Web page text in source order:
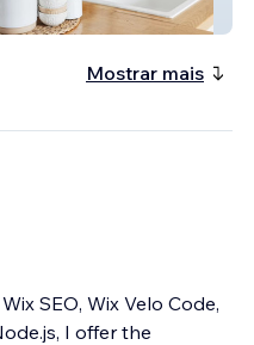
Mostrar mais
SEO, Wix Velo Code,
I offer the